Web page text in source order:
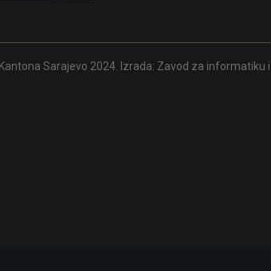
Sarajevo 2024. Izrada: Zavod za informatiku